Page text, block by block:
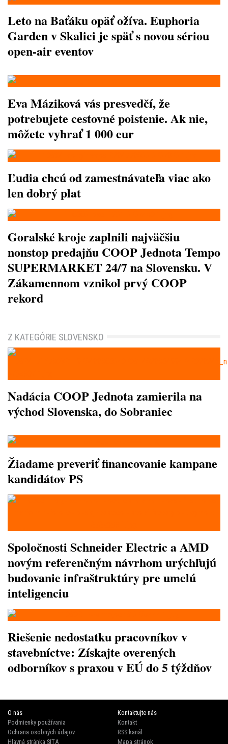
Leto na Baťáku opäť ožíva. Euphoria
Garden v Skalici je späť s novou sériou
open-air eventov
Eva Máziková vás presvedčí, že
potrebujete cestovné poistenie. Ak nie,
môžete vyhrať 1 000 eur
Ľudia chcú od zamestnávateľa viac ako
len dobrý plat
Goralské kroje zaplnili najväčšiu
nonstop predajňu COOP Jednota Tempo
SUPERMARKET 24/7 na Slovensku. V
Zákamennom vznikol prvý COOP
rekord
Z KATEGÓRIE SLOVENSKO
Nadácia COOP Jednota zamierila na
východ Slovenska, do Sobraniec
Žiadame preveriť financovanie kampane
kandidátov PS
Spoločnosti Schneider Electric a AMD
novým referenčným návrhom urýchľujú
budovanie infraštruktúry pre umelú
inteligenciu
Riešenie nedostatku pracovníkov v
stavebníctve: Získajte overených
odborníkov s praxou v EÚ do 5 týždňov
O nás
Podmienky používania
Ochrana osobných údajov
Hlavná stránka SITA
Kontaktujte nás
Kontakt
RSS kanál
Mapa stránok